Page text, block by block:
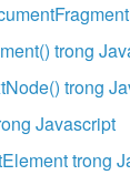
trong
trong
Javascript
trong